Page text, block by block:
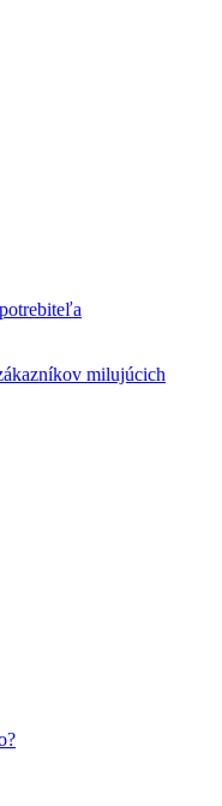
milujúcich